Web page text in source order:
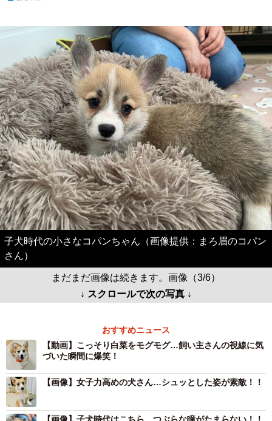
子犬時代の小さなコパンちゃん（画像提供：まろ眉のコパン
さん）
まだまだ画像は続きます。画像（3/6）
↓ スクロールで次の写真 ↓
おすすめニュース
【動画】こっそり白菜をモグモグ…飼い主さんの視線に気
づいた瞬間に爆笑！
【画像】女子力高めの犬さん…シュッとした姿が素敵！！